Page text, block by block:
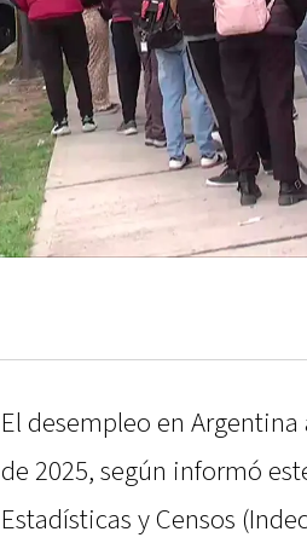
El desempleo en
de 2025, según informó
Estadísticas y Censos